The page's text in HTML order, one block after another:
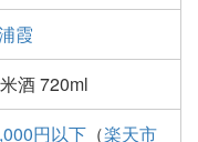
霞
酒 720ml
円以下（楽天市